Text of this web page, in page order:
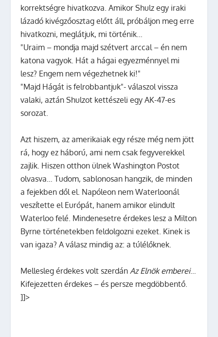
korrektségre hivatkozva. Amikor Shulz egy iraki
lázadó kivégzőosztag előtt áll, próbáljon meg erre
hivatkozni, meglátjuk, mi történik…
"Uraim – mondja majd szétvert arccal – én nem
katona vagyok. Hát a hágai egyezménnyel mi
lesz? Engem nem végezhetnek ki!"
"Majd Hágát is felrobbantjuk"- válaszol vissza
valaki, aztán Shulzot kettészeli egy AK-47-es
sorozat.
Azt hiszem, az amerikaiak egy része még nem jött
rá, hogy ez háború, ami nem csak fegyverekkel
zajlik. Hiszen otthon ülnek Washington Postot
olvasva… Tudom, sablonosan hangzik, de minden
a fejekben dől el. Napóleon nem Waterloonál
veszítette el Európát, hanem amikor elindult
Waterloo felé. Mindenesetre érdekes lesz a Milton
Byrne történetekben feldolgozni ezeket. Kinek is
van igaza? A válasz mindig az: a túlélőknek.
Mellesleg érdekes volt szerdánAz Elnök emberei…
Kifejezetten érdekes – és persze megdöbbentő.
]]>